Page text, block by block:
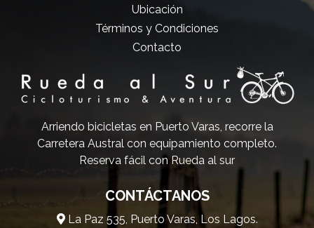
Ubicación
Términos y Condiciones
Contacto
Arriendo bicicletas en Puerto Varas, recorre la
Carretera Austral con equipamiento completo.
Reserva fácil con Rueda al sur
CONTÁCTANOS
La Paz 535, Puerto Varas, Los Lagos.